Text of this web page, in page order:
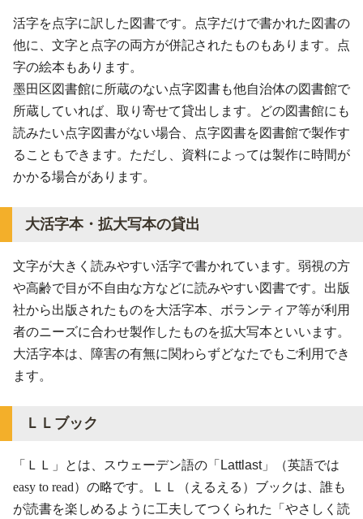
活字を点字に訳した図書です。点字だけで書かれた図書の
他に、文字と点字の両方が併記されたものもあります。点
字の絵本もあります。
墨田区図書館に所蔵のない点字図書も他自治体の図書館で
所蔵していれば、取り寄せて貸出します。どの図書館にも
読みたい点字図書がない場合、点字図書を図書館で製作す
ることもできます。ただし、資料によっては製作に時間が
かかる場合があります。
大活字本・拡大写本の貸出
文字が大きく読みやすい活字で書かれています。弱視の方
や高齢で目が不自由な方などに読みやすい図書です。出版
社から出版されたものを大活字本、ボランティア等が利用
者のニーズに合わせ製作したものを拡大写本といいます。
大活字本は、障害の有無に関わらずどなたでもご利用でき
ます。
ＬＬブック
「ＬＬ」とは、スウェーデン語の「 Lattlast」（英語では
easy to read）の略です。ＬＬ（えるえる）ブックは、誰も
が読書を楽しめるように工夫してつくられた「やさしく読